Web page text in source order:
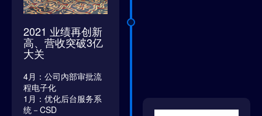
2021 业绩再创新
高、营收突破3亿
大关
4月：公司內部审批流
程电子化
1月：优化后台服务系
统－CSD